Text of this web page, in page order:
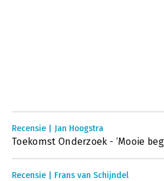
Recensie | Jan Hoogstra
Toekomst Onderzoek - ‘Mooie
Recensie | Frans van Schijndel